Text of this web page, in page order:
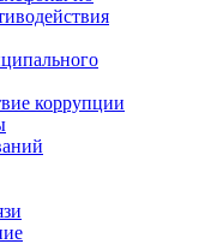
коррупции